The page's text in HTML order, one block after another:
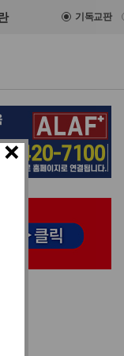
기독교판
×